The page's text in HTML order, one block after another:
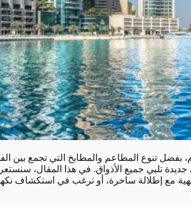
بفضل تنوع المطاعم والمطابخ التي تجمع بين
مع إطلالة ساحرة، أو ترغب في استكشاف